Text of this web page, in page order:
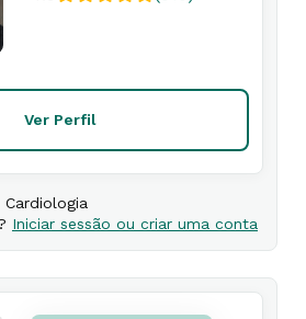
Ver Perfil
Cardiologia
Iniciar sessão ou criar uma conta